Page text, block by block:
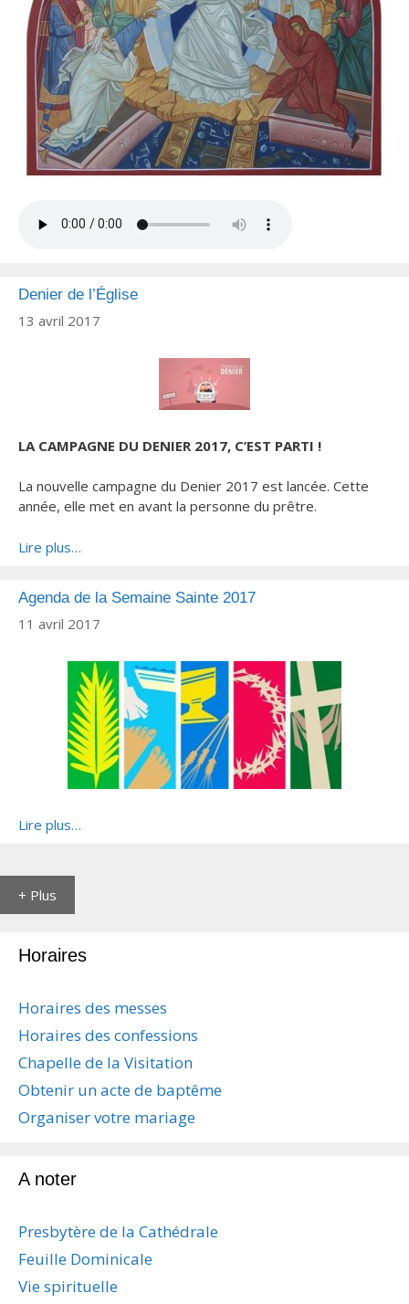
Denier de l’Église
13 avril 2017
LA CAMPAGNE DU DENIER 2017, C’EST PARTI !
La nouvelle campagne du Denier 2017 est lancée. Cette
année, elle met en avant la personne du prêtre.
Lire plus…
Agenda de la Semaine Sainte 2017
11 avril 2017
Lire plus…
+ Plus
Horaires
Horaires des messes
Horaires des confessions
Chapelle de la Visitation
Obtenir un acte de baptême
Organiser votre mariage
A noter
Presbytère de la Cathédrale
Feuille Dominicale
Vie spirituelle